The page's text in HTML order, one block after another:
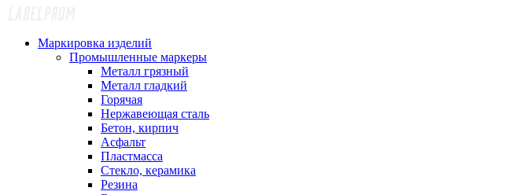
Маркировка изделий
Промышленные маркеры
Металл грязный
Металл гладкий
Горячая
Нержавеющая сталь
Бетон, кирпич
Асфальт
Пластмасса
Стекло, керамика
Резина